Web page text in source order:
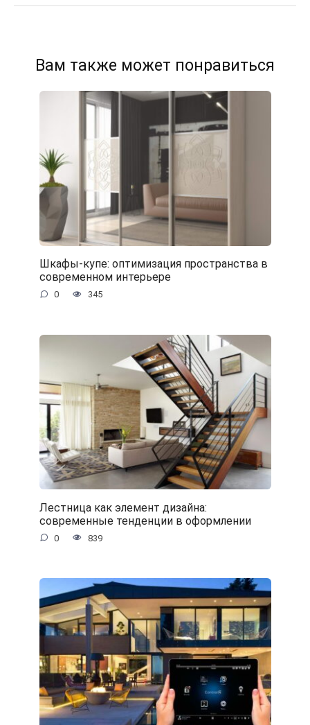
Вам также может понравиться
Шкафы-купе: оптимизация пространства в
современном интерьере
0 345
Лестница как элемент дизайна:
современные тенденции в оформлении
0 839